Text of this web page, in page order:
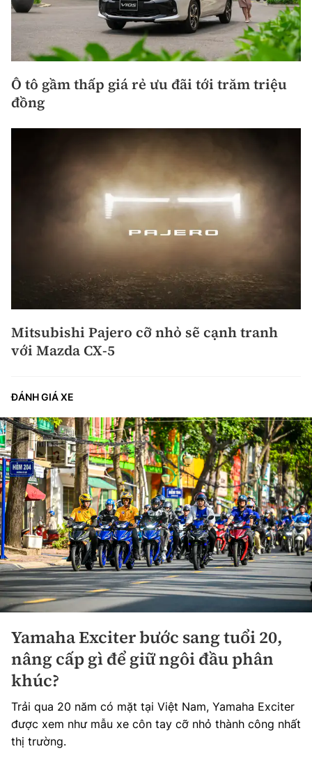
Ô tô gầm thấp giá rẻ ưu đãi tới trăm triệu
đồng
Mitsubishi Pajero cỡ nhỏ sẽ cạnh tranh
với Mazda CX-5
ĐÁNH GIÁ XE
Yamaha Exciter bước sang tuổi 20,
nâng cấp gì để giữ ngôi đầu phân
khúc?
Trải qua 20 năm có mặt tại Việt Nam, Yamaha Exciter
được xem như mẫu xe côn tay cỡ nhỏ thành công nhất
thị trường.